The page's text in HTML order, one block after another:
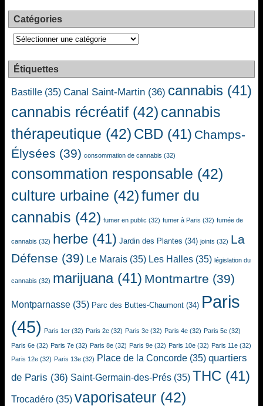
Catégories
Catégories
Étiquettes
Bastille (35) Canal Saint-Martin (36) cannabis (41)
cannabis récréatif (42) cannabis
thérapeutique (42) CBD (41) Champs-
Élysées (39) consommation de cannabis (32)
consommation responsable (42)
culture urbaine (42)fumer du
cannabis (42) fumer en public (32) fumer à Paris (32) fumée de
cannabis (32) herbe (41) Jardin des Plantes (34) joints (32) La
Défense (39) Le Marais (35) Les Halles (35) législation du
cannabis (32) marijuana(41) Montmartre (39)
Montparnasse (35) Parc des Buttes-Chaumont (34) Paris
(45) Paris 1er (32) Paris 2e (32) Paris 3e (32) Paris 4e (32) Paris 5e (32)
Paris 6e (32) Paris 7e (32) Paris 8e (32) Paris 9e (32) Paris 10e (32) Paris 11e (32)
Paris 12e (32) Paris 13e (32) Place de la Concorde (35) quartiers
de Paris (36) Saint-Germain-des-Prés (35) THC (41)
Trocadéro (35) vaporisateur (42)